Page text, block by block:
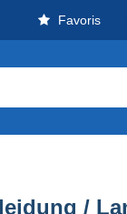
Favoris
/